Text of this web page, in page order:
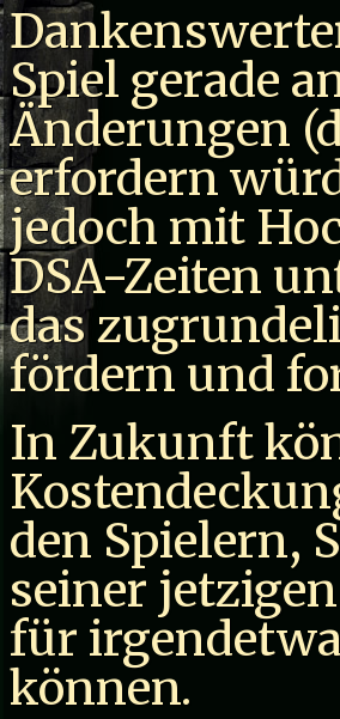
Spiel gerade
Änderungen
erfordern
jedoch mit
DSA-Zeiten
das
fördern und
In Zukunft
den Spielern,
seiner
für
können.